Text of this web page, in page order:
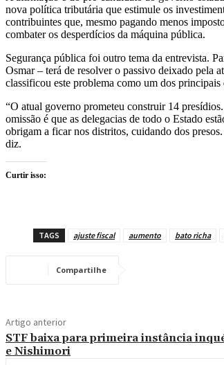
nova política tributária que estimule os
contribuintes que, mesmo pagando menos
combater os desperdícios da máquina pública.
Segurança pública foi outro tema da entrevista.
Osmar – terá de resolver o passivo deixado pela
classificou este problema como um dos
“O atual governo prometeu construir 14
omissão é que as delegacias de todo o Estado
obrigam a ficar nos distritos, cuidando dos
diz.
Curtir isso:
TAGS ajuste fiscal aumento bato richa
Compartilhe
Artigo anterior
STF baixa para primeira instância
e Nishimori